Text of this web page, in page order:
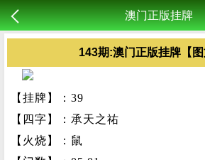
澳门正版挂牌
143期:澳门正版挂牌【
【挂牌】：39
【四字】：承天之祐
【火烧】：鼠